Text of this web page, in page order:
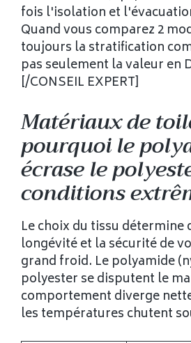
fois l'isolation et
Quand vous comparez 2
toujours la stratification
pas seulement la valeur en
[/CONSEIL EXPERT]
Matériaux de
pourquoi le
écrase le
conditions
Le choix du tissu
longévité et la sécurité de
grand froid. Le polyamide
polyester se disputent le
comportement diverge
les températures chutent